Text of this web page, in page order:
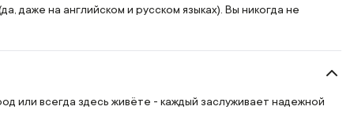
на английском и русском языках). Вы никогда не
или всегда здесь живёте - каждый заслуживает надежной